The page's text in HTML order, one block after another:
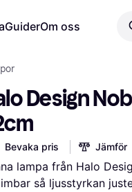
GuiderOm oss
Design
Bevaka pris Jämför
lampa från Halo
så ljusstyrkan